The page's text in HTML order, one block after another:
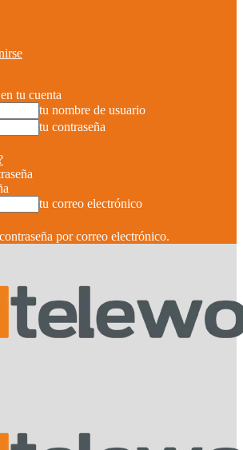
tu cuenta
tu nombre de usuario
tu contraseña
tu correo electrónico
por correo electrónico.